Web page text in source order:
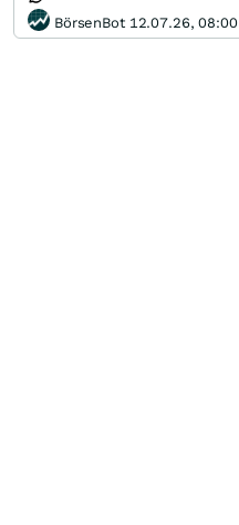
BörsenBot 12.07.26, 08:00